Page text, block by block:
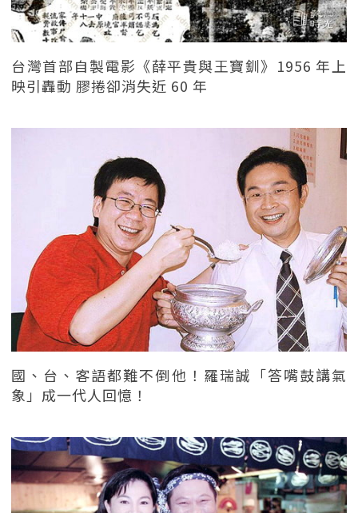
台灣首部自製電影《薛平貴與王寶釧》1956 年上
映引轟動 膠捲卻消失近 60 年
國、台、客語都難不倒他！羅瑞誠「答嘴鼓講氣
象」成一代人回憶！